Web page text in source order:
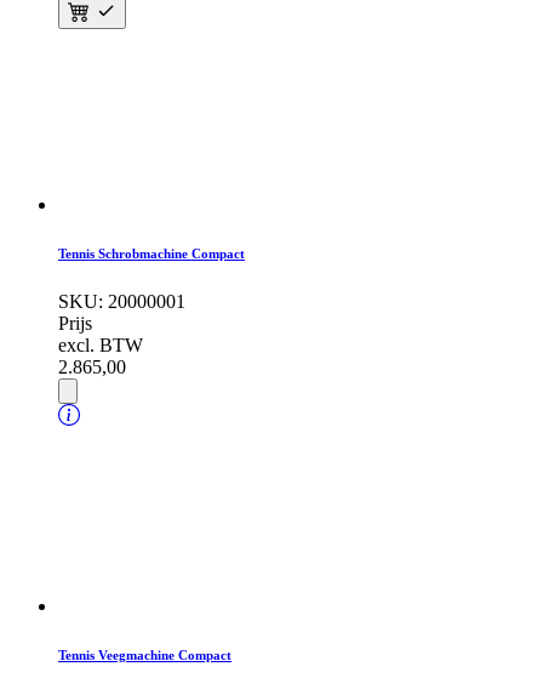
Tennis Schrobmachine Compact
SKU: 20000001
Prijs
excl. BTW
2.865,00
Tennis Veegmachine Compact